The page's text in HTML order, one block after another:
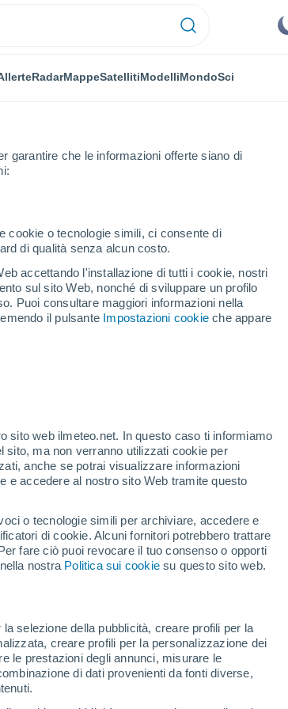
garantire che le informazioni offerte siano di
cookie o tecnologie simili, ci consente di
di qualità senza alcun costo.
accettando l'installazione di tutti i cookie, nostri
sul sito Web, nonché di sviluppare un profilo
Puoi consultare maggiori informazioni nella
il pulsante Impostazioni cookie che appare
sito web ilmeteo.net. In questo caso ti informiamo
sito, ma non verranno utilizzati cookie per
anche se potrai visualizzare informazioni
e accedere al nostro sito Web tramite questo
o tecnologie simili per archiviare, accedere e
di cookie. Alcuni fornitori potrebbero trattare
fare ciò puoi revocare il tuo consenso o opporti
nostra Politica sui cookie su questo sito web.
selezione della pubblicità, creare profili per la
creare profili per la personalizzazione dei
le prestazioni degli annunci, misurare le
di dati provenienti da fonti diverse,
RadarMappeSatellitiModelliMondoSci
Città
d'Argile
di Serravalle